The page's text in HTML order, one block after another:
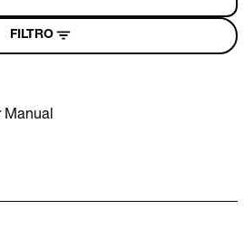
FILTRO
Manual